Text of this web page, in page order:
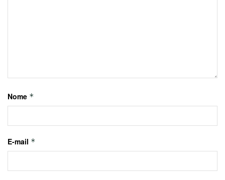
Nome *
E-mail *